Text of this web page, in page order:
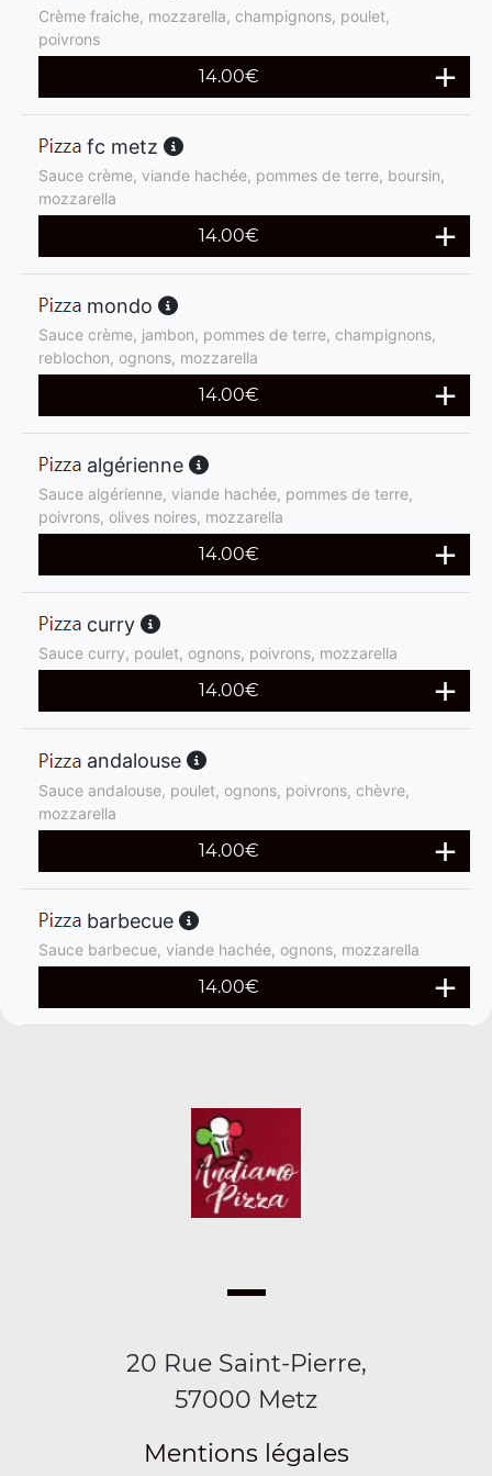
Crème fraiche, mozzarella, champignons, poulet,
poivrons
14.00€
fc metz
Sauce crème, viande hachée, pommes de terre, boursin,
mozzarella
14.00€
mondo
Sauce crème, jambon, pommes de terre, champignons,
reblochon, ognons, mozzarella
14.00€
algérienne
Sauce algérienne, viande hachée, pommes de terre,
poivrons, olives noires, mozzarella
14.00€
curry
Sauce curry, poulet, ognons, poivrons, mozzarella
14.00€
andalouse
Sauce andalouse, poulet, ognons, poivrons, chèvre,
mozzarella
14.00€
barbecue
Sauce barbecue, viande hachée, ognons, mozzarella
14.00€
20 Rue Saint-Pierre,
57000 Metz
Mentions légales